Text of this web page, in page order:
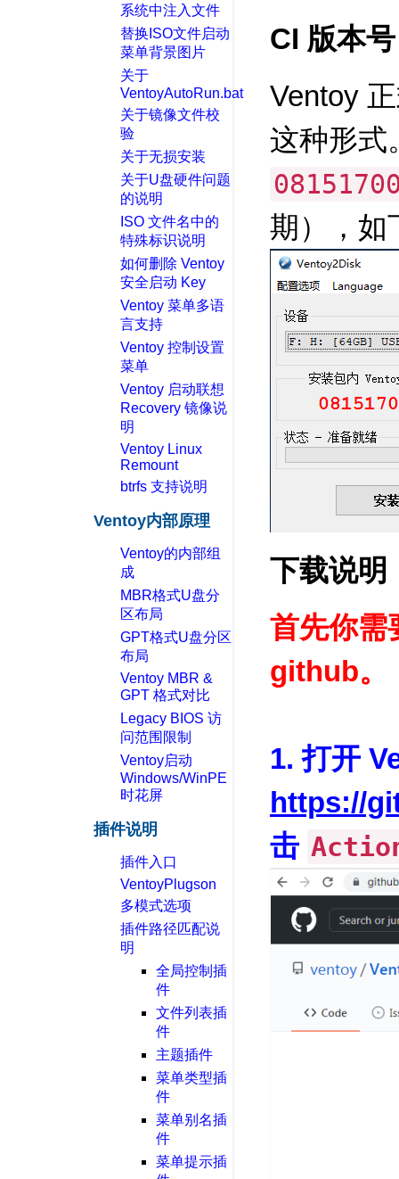
系统中注入文件
替换ISO文件启动
菜单背景图片
关于
VentoyAutoRun.bat
关于镜像文件校
验
关于无损安装
关于U盘硬件问题
的说明
ISO 文件名中的
特殊标识说明
如何删除 Ventoy
安全启动 Key
Ventoy 菜单多语
言支持
Ventoy 控制设置
菜单
Ventoy 启动联想
Recovery 镜像说
明
Ventoy Linux
Remount
btrfs 支持说明
Ventoy内部原理
Ventoy的内部组
成
MBR格式U盘分
区布局
GPT格式U盘分区
布局
Ventoy MBR &
GPT 格式对比
Legacy BIOS 访
问范围限制
Ventoy启动
Windows/WinPE
时花屏
插件说明
插件入口
VentoyPlugson
多模式选项
插件路径匹配说
明
全局控制插
件
文件列表插
件
主题插件
菜单类型插
件
菜单别名插
件
菜单提示插
CI 版本号
Ventoy
这种形式
期），如
下载说明
首先你需
github。
1. 打开
https://
击